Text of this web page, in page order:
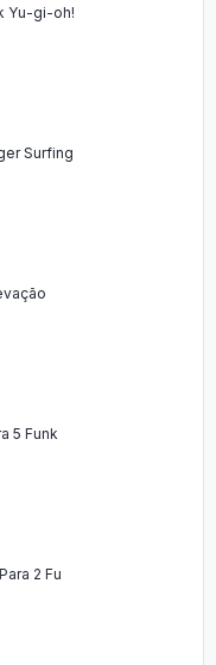
Yu-gi-oh!
Surfing
5 Funk
2 Fu